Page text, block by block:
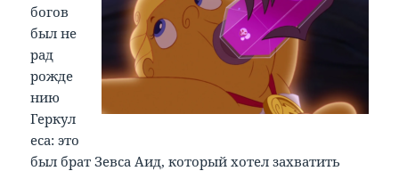
богов
был не
рад
рожде
нию
Геркул
еса: это
был брат Зевса Аид, который хотел захватить